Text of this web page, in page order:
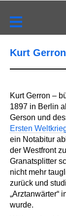
Kurt Gerron
Kurt Gerron –
1897 in Berlin
Gerson und
Ersten
ein Notabitur
der Westfront
Granatsplitter
nicht mehr
zurück und
„Arztanwärter“
wurde.